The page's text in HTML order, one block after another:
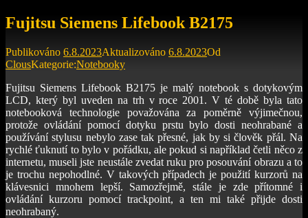
Fujitsu Siemens Lifebook B2175
Publikováno 6.8.2023Aktualizováno 6.8.2023Od
ClousKategorie:Notebooky
Fujitsu Siemens Lifebook B2175 je malý notebook s dotykovým
LCD, který byl uveden na trh v roce 2001. V té době byla tato
notebooková technologie považována za poměrně výjimečnou,
protože ovládání pomocí dotyku prstu bylo dosti neohrabané a
používání stylusu nebylo zase tak přesné, jak by si člověk přál. Na
rychlé ťuknutí to bylo v pořádku, ale pokud si například četli něco z
internetu, museli jste neustále zvedat ruku pro posouvání obrazu a to
je trochu nepohodlné. V takových případech je použití kurzorů na
klávesnici mnohem lepší. Samozřejmě, stále je zde přítomné i
ovládání kurzoru pomocí trackpoint, a ten mi také přijde dosti
neohrabaný.